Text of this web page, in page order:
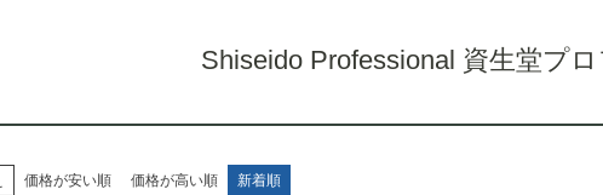
Shiseido Professional 資生堂プ
価格が安い順 価格が高い順 新着順